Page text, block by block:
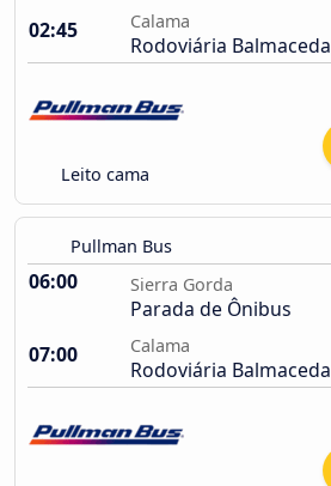
02:45
Calama
Rodoviária Balmaceda
Leito cama
Pullman Bus
06:00 Sierra Gorda
Parada de Ônibus
07:00
Calama
Rodoviária Balmaceda